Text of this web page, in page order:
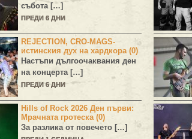
събота […]
ПРЕДИ 6 ДНИ
REJECTION, CRO-MAGS-
истинския дух на хардкора (0)
Настъпи дългоочаквания ден
на концерта […]
ПРЕДИ 6 ДНИ
Hills of Rock 2026 Ден първи:
Мрачната гротеска (0)
За разлика от повечето […]